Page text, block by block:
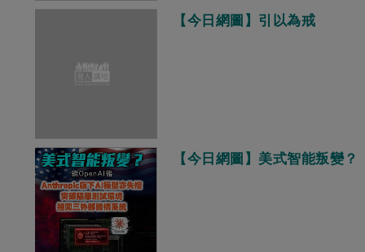
【今日網圖】引以為戒
【今日網圖】美式智能叛變？